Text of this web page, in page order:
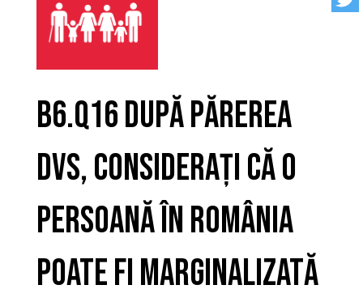
B6.Q16 După părerea
Dvs, considerați că o
persoană în România
poate fi marginalizată